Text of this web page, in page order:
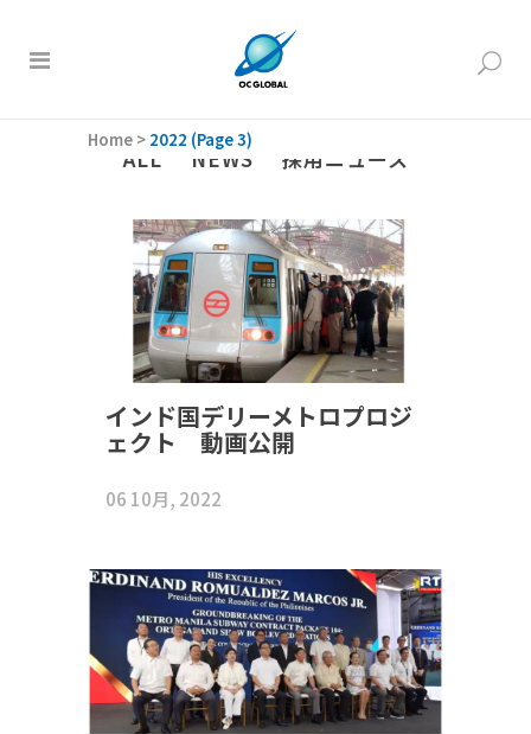
Home > 2022 (Page 3)
ALL NEWS 採用ニュース
インド国デリーメトロプロジ
ェクト 動画公開
06 10月, 2022